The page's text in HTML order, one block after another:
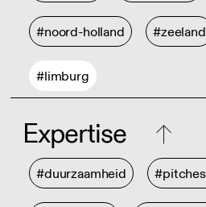
#noord-holland #zeeland
#limburg
Expertise
#duurzaamheid